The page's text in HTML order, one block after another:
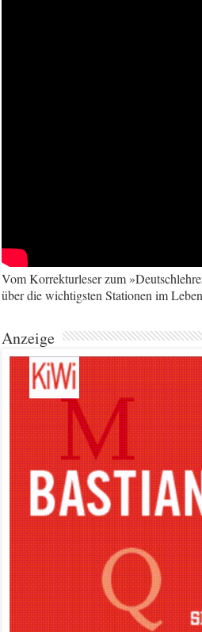
Vom Korrekturleser zum
über die wichtigsten Stationen im
Anzeige